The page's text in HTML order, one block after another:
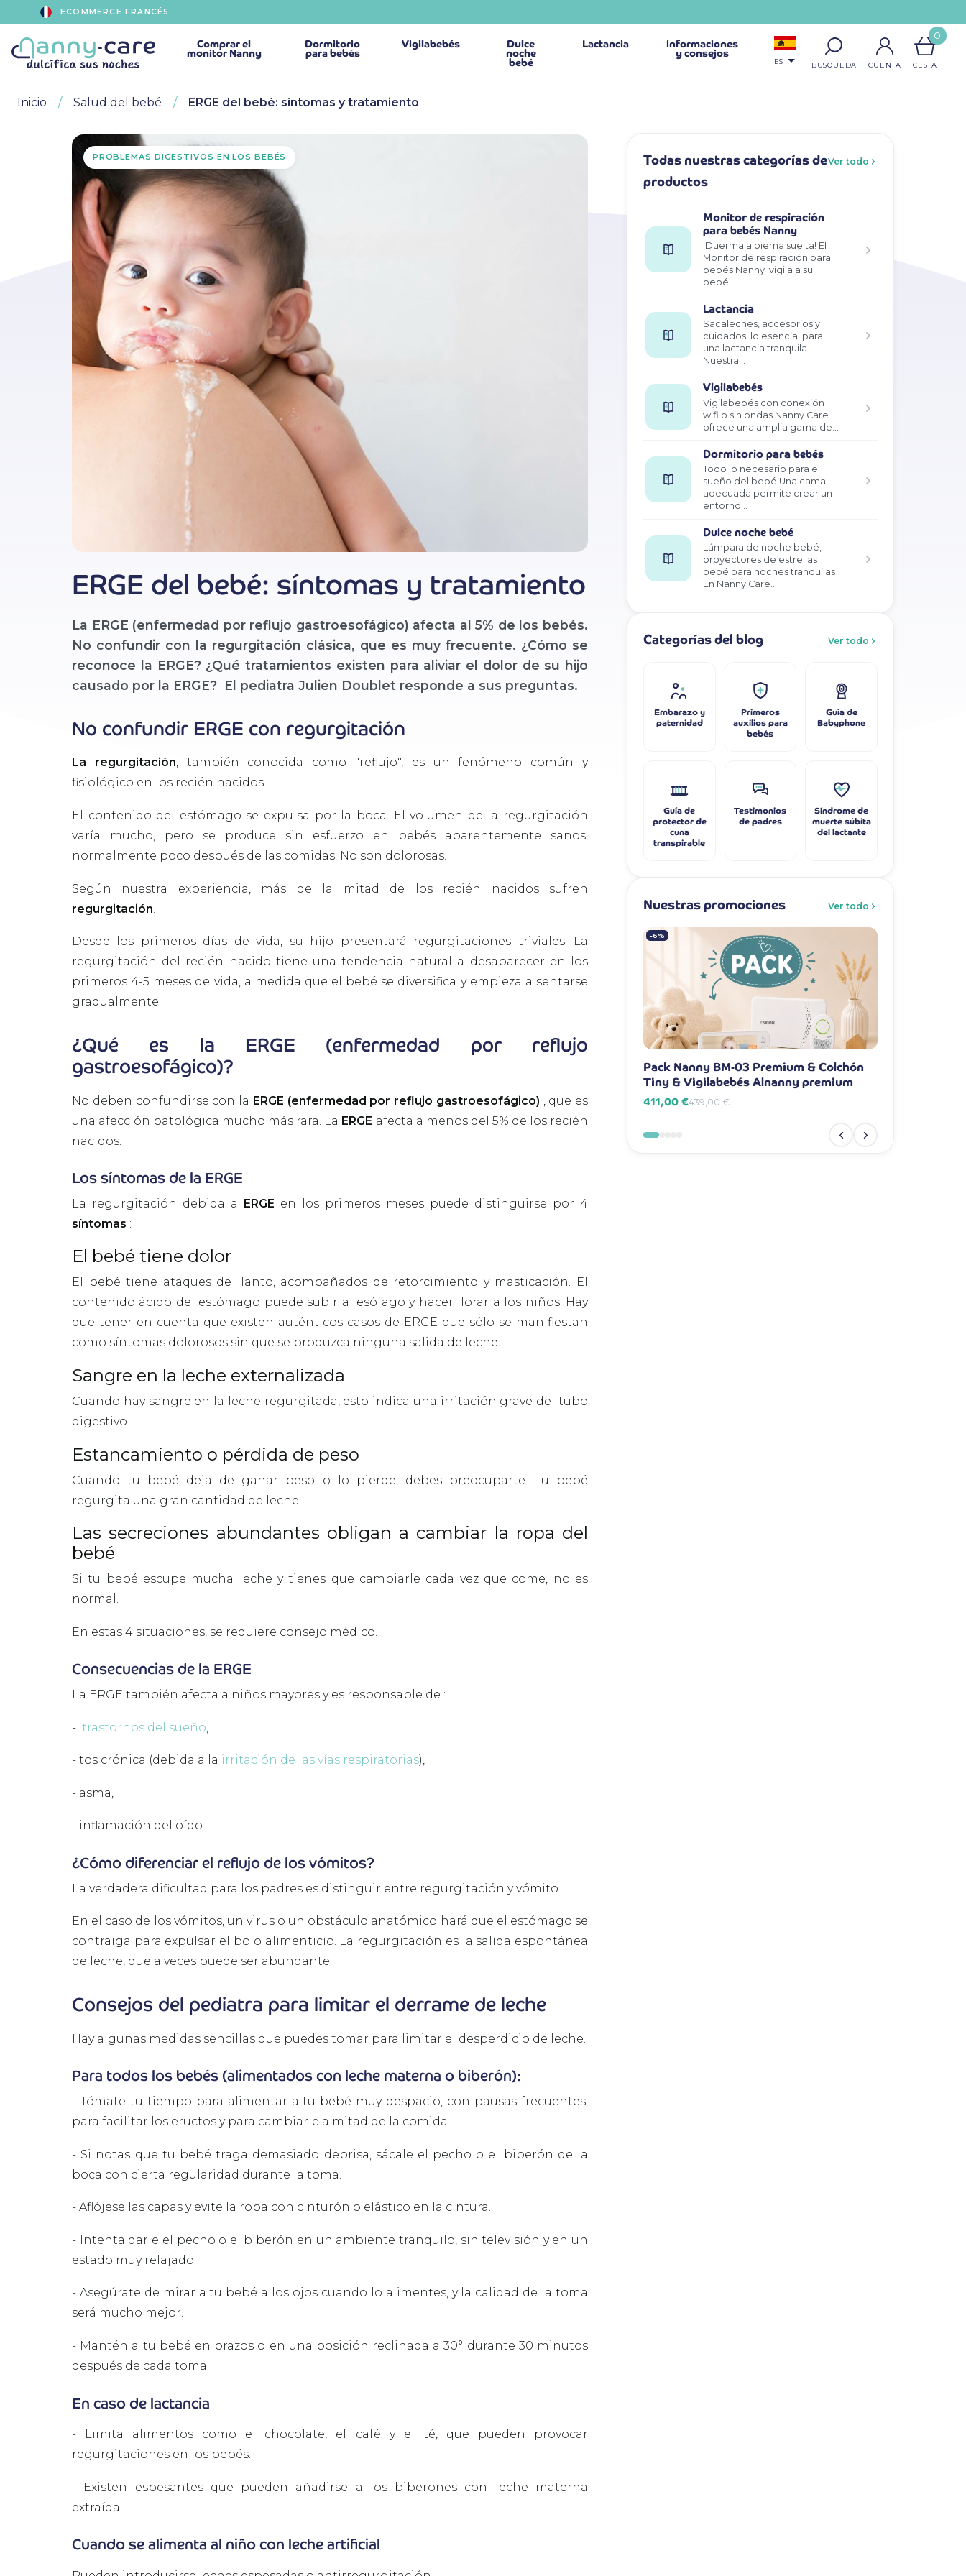
ECOMMERCE FRANCÉS
Comprarel
monitor Nanny
Dormitorio
para bebés
Vigilabebés Dulce
noche
bebé
Lactancia Informaciones
y consejos
ES
0
Inicio Salud del bebé ERGE del bebé: síntomas y tratamiento
PROBLEMAS DIGESTIVOS EN LOS BEBÉS
ERGE del bebé: síntomas y tratamiento
La ERGE (enfermedad por reflujo gastroesofágico) afecta al 5% de los bebés.
No confundir con la regurgitación clásica, que es muy frecuente. ¿Cómo se
reconoce la ERGE? ¿Qué tratamientos existen para aliviar el dolor de su hijo
causado por la ERGE? El pediatra Julien Doublet responde a sus preguntas.
No confundir ERGE con regurgitación
La regurgitación, también conocida como "reflujo", es un fenómeno común y
fisiológico en los recién nacidos.
El contenido del estómago se expulsa por la boca. El volumen de la regurgitación
varía mucho, pero se produce sin esfuerzo en bebés aparentemente sanos,
normalmente poco después de las comidas. No son dolorosas.
Según nuestra experiencia, más de la mitad de los recién nacidos sufren
regurgitación
Desde los primeros días de vida, su hijo presentará regurgitaciones triviales. La
regurgitación del recién nacido tiene una tendencia natural a desaparecer en los
primeros 4-5 meses de vida, a medida que el bebé se diversifica y empieza a sentarse
gradualmente.
¿Qué es la ERGE (enfermedad por reflujo
gastroesofágico)?
No deben confundirse con la ERGE (enfermedad por reflujo gastroesofágico) , que es
una afección patológica mucho más rara. La ERGE afecta a menos del 5% de los recién
nacidos.
Los síntomas de la ERGE
La regurgitación debida a ERGE en los primeros meses puede distinguirse por 4
síntomas :
El bebé tiene dolor
El bebé tiene ataques de llanto, acompañados de retorcimiento y masticación. El
contenido ácido del estómago puede subir al esófago y hacer llorar a los niños. Hay
que tener en cuenta que existen auténticos casos de ERGE que sólo se manifiestan
como síntomas dolorosos sin que se produzca ninguna salida de leche.
Sangre en la leche externalizada
Cuando hay sangre en la leche regurgitada, esto indica una irritación grave del tubo
digestivo.
Estancamiento o pérdida de peso
Cuando tu bebé deja de ganar peso o lo pierde, debes preocuparte. Tu bebé
regurgita una gran cantidad de leche.
Las secreciones abundantes obligan a cambiar la ropa del
bebé
Si tu bebé escupe mucha leche y tienes que cambiarle cada vez que come, no es
normal.
En estas 4 situaciones, se requiere consejo médico.
Consecuencias de la ERGE
La ERGE también afecta a niños mayores y es responsable de :
- trastornos del sueño
- tos crónica (debida a la irritación de las vías respiratorias),
- asma,
- inflamación del oído.
¿Cómo diferenciar el reflujo de los vómitos?
La verdadera dificultad para los padres es distinguir entre regurgitación y vómito.
En el caso de los vómitos, un virus o un obstáculo anatómico hará que el estómago se
contraiga para expulsar el bolo alimenticio. La regurgitación es la salida espontánea
de leche, que a veces puede ser abundante.
Consejos del pediatra para limitar el derrame de leche
Hay algunas medidas sencillas que puedes tomar para limitar el desperdicio de leche.
Para todos los bebés (alimentados con leche materna o biberón):
- Tómate tu tiempo para alimentar a tu bebé muy despacio, con pausas frecuentes,
para facilitar los eructos y para cambiarle a mitad de la comida
- Si notas que tu bebé traga demasiado deprisa, sácale el pecho o el biberón de la
boca con cierta regularidad durante la toma.
- Aflójese las capas y evite la ropa con cinturón o elástico en la cintura.
- Intenta darle el pecho o el biberón en un ambiente tranquilo, sin televisión y en un
estado muy relajado.
- Asegúrate de mirar a tu bebé a los ojos cuando lo alimentes, y la calidad de la toma
será mucho mejor.
- Mantén a tu bebé en brazos o en una posición reclinada a 30° durante 30 minutos
después de cada toma.
En caso de lactancia
-
Limita alimentos como el chocolate, el café y el té, que pueden provocar
regurgitaciones en los bebés.
-
Existen espesantes que pueden añadirse a los biberones con leche materna
extraída.
Cuando se alimenta al niño con leche artificial
Todas nuestras categorías de
productos
Ver todo
Monitor de respiración
para bebés Nanny
¡Duerma a pierna suelta! El
Monitor de respiración para
bebés Nanny ¡vigila a su
bebé…
Lactancia
Sacaleches, accesorios y
cuidados: lo esencial para
una lactancia tranquila
Nuestra…
Vigilabebés
Vigilabebés con conexión
wifi o sin ondas Nanny Care
ofrece una amplia gama de…
Dormitorio para bebés
Todo lo necesario para el
sueño del bebé Una cama
adecuada permite crear un
entorno…
Dulce noche bebé
Lámpara de noche bebé,
proyectores de estrellas
bebé para noches tranquilas
En Nanny Care…
Categorías del blog Ver todo
Embarazo y
paternidad
Primeros
auxilios para
bebés
Guía de
Babyphone
Guía de
protector de
cuna
transpirable
Testimonios
de padres
Síndrome de
muerte súbita
del lactante
Nuestras promociones Ver todo
-6%
Pack Nanny BM-03 Premium & Colchón
Tiny & Vigilabebés Alnanny premium
411,00 €439,00 €